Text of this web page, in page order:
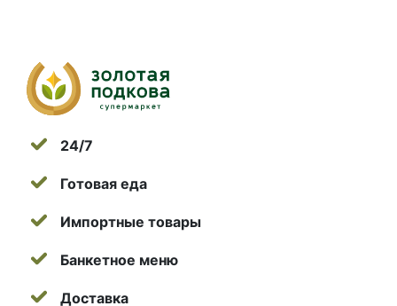
24/7
Готовая еда
Импортные товары
Банкетное меню
Доставка